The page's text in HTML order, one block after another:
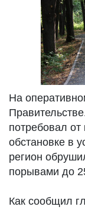
На
потребовал
обстановке в
регион
порывами до
Как сообщил